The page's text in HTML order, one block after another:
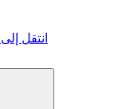
انتقل